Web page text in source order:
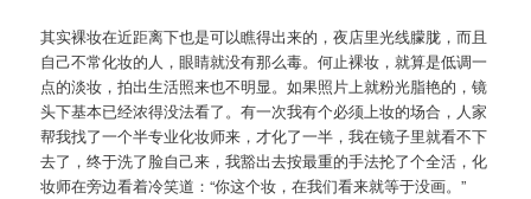
其实裸妆在近距离下也是可以瞧得出来的，夜店里光线朦胧，而且
自己不常化妆的人，眼睛就没有那么毒。何止裸妆，就算是低调一
点的淡妆，拍出生活照来也不明显。如果照片上就粉光脂艳的，镜
头下基本已经浓得没法看了。有一次我有个必须上妆的场合，人家
帮我找了一个半专业化妆师来，才化了一半，我在镜子里就看不下
去了，终于洗了脸自己来，我豁出去按最重的手法抡了个全活，化
妆师在旁边看着冷笑道：“你这个妆，在我们看来就等于没画。”